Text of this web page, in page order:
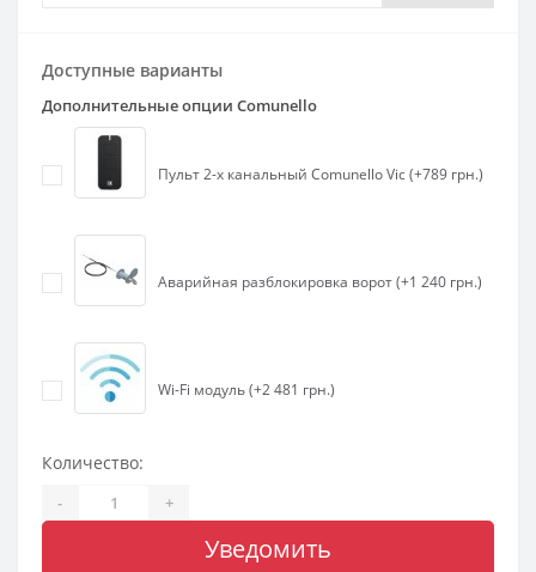
Доступные варианты
Дополнительные опции Comunello
Пульт 2-х канальный Comunello Vic (+789 грн.)
Аварийная разблокировка ворот (+1 240 грн.)
Wi-Fi модуль (+2 481 грн.)
Количество:
- +
Уведомить